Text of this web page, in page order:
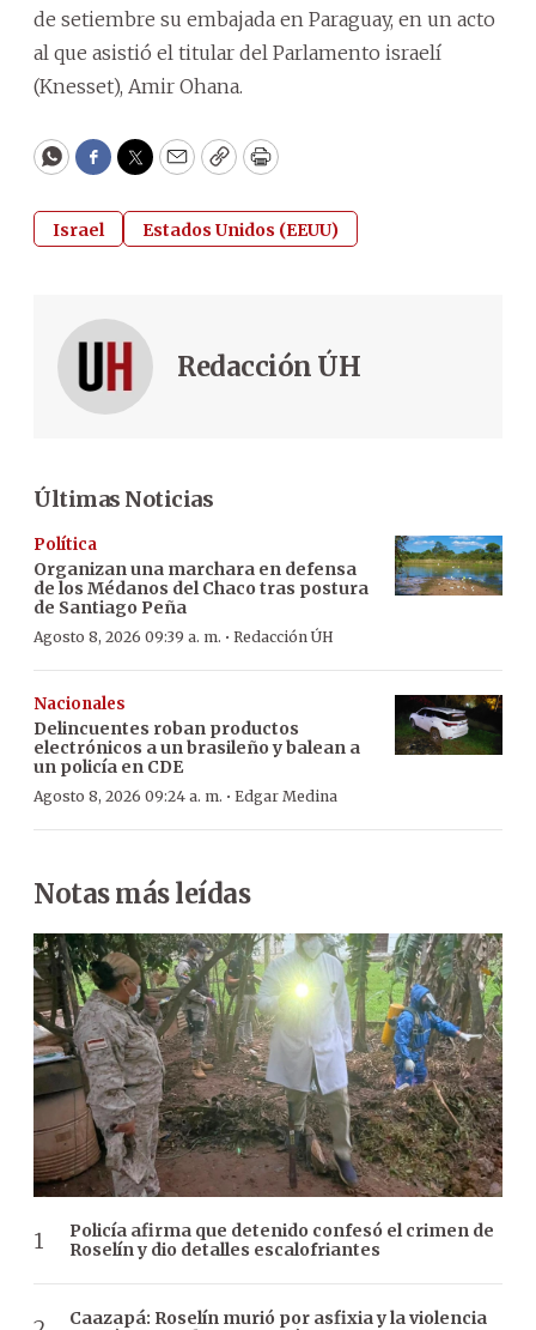
de setiembre su embajada en Paraguay, en un acto
al que asistió el titular del Parlamento israelí
(Knesset), Amir Ohana.
WhatsApp
Facebook
Twitter
EmailCopyPrint
Israel Estados Unidos (EEUU)
Redacción ÚH
Últimas Noticias
Política
Organizan una marchara en defensa
de los Médanos del Chaco tras postura
de Santiago Peña
Agosto 8, 2026 09:39 a. m. · Redacción ÚH
Nacionales
Delincuentes roban productos
electrónicos a un brasileño y balean a
un policía en CDE
Agosto 8, 2026 09:24 a. m. · Edgar Medina
Notas más leídas
Policía afirma que detenido confesó el crimen de
Roselín y dio detalles escalofriantes
Caazapá: Roselín murió por asfixia y la violencia